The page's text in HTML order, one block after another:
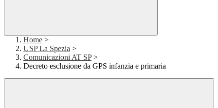
Home >
USP La Spezia >
Comunicazioni AT SP >
Decreto esclusione da GPS infanzia e primaria